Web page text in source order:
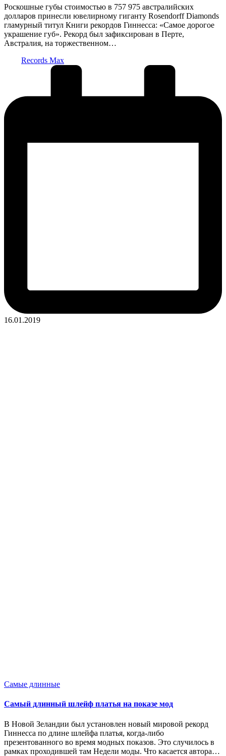
Роскошные губы стоимостью в 757 975 австралийских
долларов принесли ювелирному гиганту Rosendorff Diamonds
гламурный титул Книги рекордов Гиннесса: «Самое дорогое
украшение губ». Рекорд был зафиксирован в Перте,
Австралия, на торжественном…
Records Max
16.01.2019
Опубликовано
Самые длинные
Самый длинный шлейф платья на показе мод
В Новой Зеландии был установлен новый мировой рекорд
Гиннесса по длине шлейфа платья, когда-либо
презентованного во время модных показов. Это случилось в
рамках проходившей там Недели моды. Что касается автора…